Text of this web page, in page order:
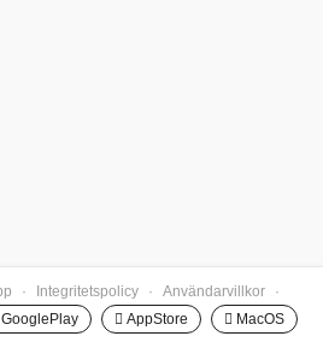
· Integritetspolicy · Användarvillkor
·
GooglePlay  AppStore  MacOS